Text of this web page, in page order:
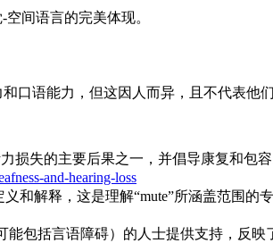
间语言的完美体现。
口语能力，但这因人而异，且不代表他们
损失的主要后果之一，并倡导康复和包
and-hearing-loss
和解释，这是理解“mute”所涵盖范围的
包括言语障碍）的人士提供支持，反映